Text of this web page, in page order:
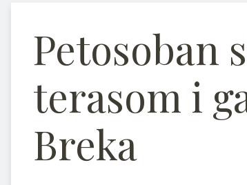
Petosoban
terasom i
Breka